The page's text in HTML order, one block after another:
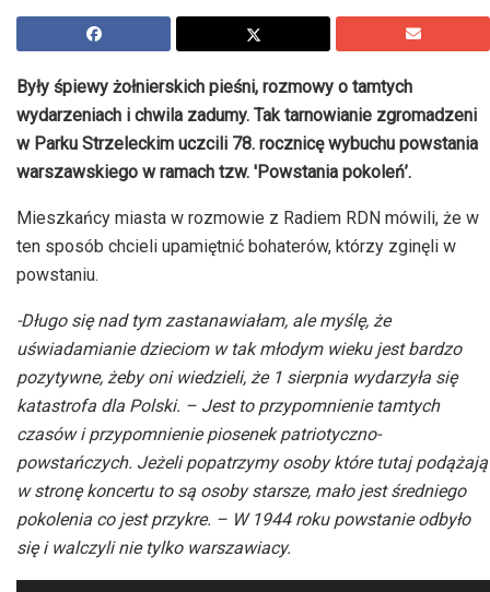
Były śpiewy żołnierskich pieśni, rozmowy o tamtych
wydarzeniach i chwila zadumy. Tak tarnowianie zgromadzeni
w Parku Strzeleckim uczcili 78. rocznicę wybuchu powstania
warszawskiego w ramach tzw. 'Powstania pokoleń’.
Mieszkańcy miasta w rozmowie z Radiem RDN mówili, że w
ten sposób chcieli upamiętnić bohaterów, którzy zginęli w
powstaniu.
-Długo się nad tym zastanawiałam, ale myślę, że
uświadamianie dzieciom w tak młodym wieku jest bardzo
pozytywne, żeby oni wiedzieli, że 1 sierpnia wydarzyła się
katastrofa dla Polski. – Jest to przypomnienie tamtych
czasów i przypomnienie piosenek patriotyczno-
powstańczych. Jeżeli popatrzymy osoby które tutaj podążają
w stronę koncertu to są osoby starsze, mało jest średniego
pokolenia co jest przykre. – W 1944 roku powstanie odbyło
się i walczyli nie tylko warszawiacy.